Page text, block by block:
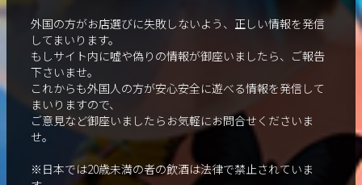
外国の方がお店選びに失敗しないよう、正しい情報を発信
してまいります。
もしサイト内に嘘や偽りの情報が御座いましたら、ご報告
下さいませ。
これからも外国人の方が安心安全に遊べる情報を発信して
まいりますので、
ご意見など御座いましたらお気軽にお問合せくださいま
せ。
※日本では20歳未満の者の飲酒は法律で禁止されていま